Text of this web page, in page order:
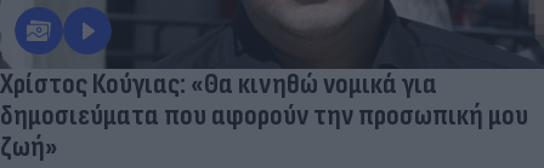
Χρίστος Κούγιας: «Θα κινηθώ νομικά για
δημοσιεύματα που αφορούν την προσωπική μου
ζωή»